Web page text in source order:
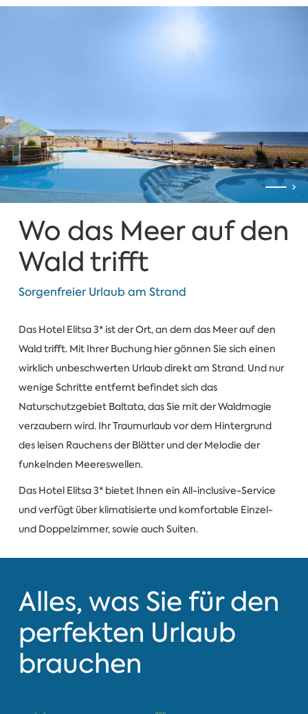
Wo das Meer auf den
Wald trifft
Sorgenfreier Urlaub am Strand
Das Hotel Elitsa 3* ist der Ort, an dem das Meer auf den
Wald trifft. Mit Ihrer Buchung hier gönnen Sie sich einen
wirklich unbeschwerten Urlaub direkt am Strand. Und nur
wenige Schritte entfernt befindet sich das
Naturschutzgebiet Baltata, das Sie mit der Waldmagie
verzaubern wird. Ihr Traumurlaub vor dem Hintergrund
des leisen Rauchens der Blätter und der Melodie der
funkelnden Meereswellen.
Das Hotel Elitsa 3* bietet Ihnen ein All-inclusive-Service
und verfügt über klimatisierte und komfortable Einzel-
und Doppelzimmer, sowie auch Suiten.
Alles, was Sie für den
perfekten Urlaub
brauchen